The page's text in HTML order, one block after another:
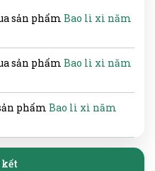
sản phẩm Bao lì xì năm
sản phẩm Bao lì xì năm
phẩm Bao lì xì năm
kết